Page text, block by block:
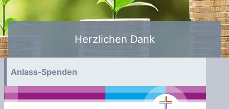
Herzlichen Dank
Anlass-Spenden